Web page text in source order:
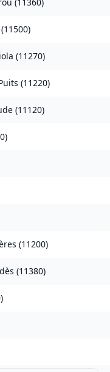
(11360)
(11500)
(11270)
(11220)
(11120)
)
(11200)
(11380)
)